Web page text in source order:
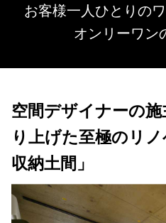
お客様一人ひとりの
オンリーワン
空間デザイナーの
り上げた至極のリ
収納土間」